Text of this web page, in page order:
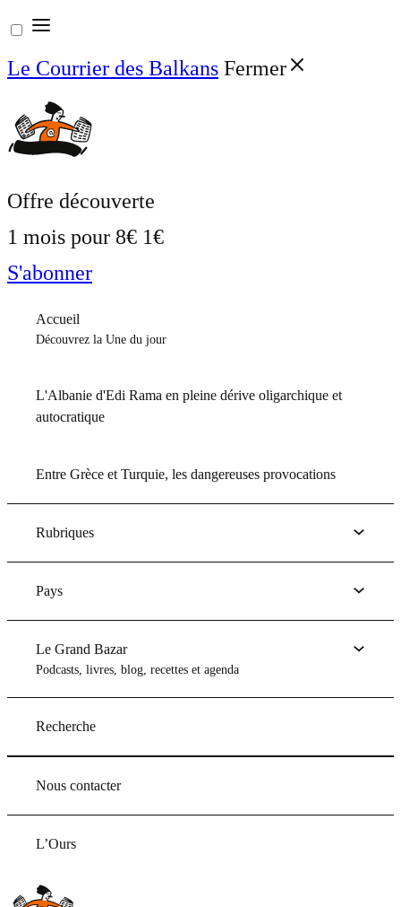
Aller
au
contenu
Le Courrier des Balkans Fermer
Offre découverte
1 mois pour 8€ 1€
S'abonner
Accueil
Découvrez la Une du jour
L'Albanie d'Edi Rama en pleine dérive oligarchique et
autocratique
Entre Grèce et Turquie, les dangereuses provocations
Rubriques
Pays
Le Grand Bazar
Podcasts, livres, blog, recettes et agenda
Recherche
Nous contacter
L’Ours